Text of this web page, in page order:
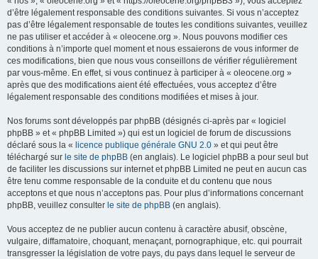
d’être légalement responsable des conditions suivantes. Si vous n’acceptez
pas d’être légalement responsable de toutes les conditions suivantes, veuillez
ne pas utiliser et accéder à « oleocene.org ». Nous pouvons modifier ces
conditions à n’importe quel moment et nous essaierons de vous informer de
ces modifications, bien que nous vous conseillons de vérifier régulièrement
par vous-même. En effet, si vous continuez à participer à « oleocene.org »
après que des modifications aient été effectuées, vous acceptez d’être
légalement responsable des conditions modifiées et mises à jour.
Nos forums sont développés par phpBB (désignés ci-après par « logiciel
phpBB » et « phpBB Limited ») qui est un logiciel de forum de discussions
déclaré sous la « licence publique générale GNU 2.0 » et qui peut être
téléchargé sur le site de phpBB (en anglais). Le logiciel phpBB a pour seul but
de faciliter les discussions sur internet et phpBB Limited ne peut en aucun cas
être tenu comme responsable de la conduite et du contenu que nous
acceptons et que nous n’acceptons pas. Pour plus d’informations concernant
phpBB, veuillez consulter le site de phpBB (en anglais).
Vous acceptez de ne publier aucun contenu à caractère abusif, obscène,
vulgaire, diffamatoire, choquant, menaçant, pornographique, etc. qui pourrait
transgresser la législation de votre pays, du pays dans lequel le serveur de